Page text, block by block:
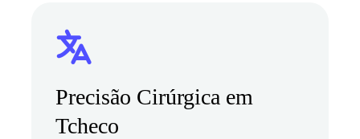
Precisão Cirúrgica em
Tcheco